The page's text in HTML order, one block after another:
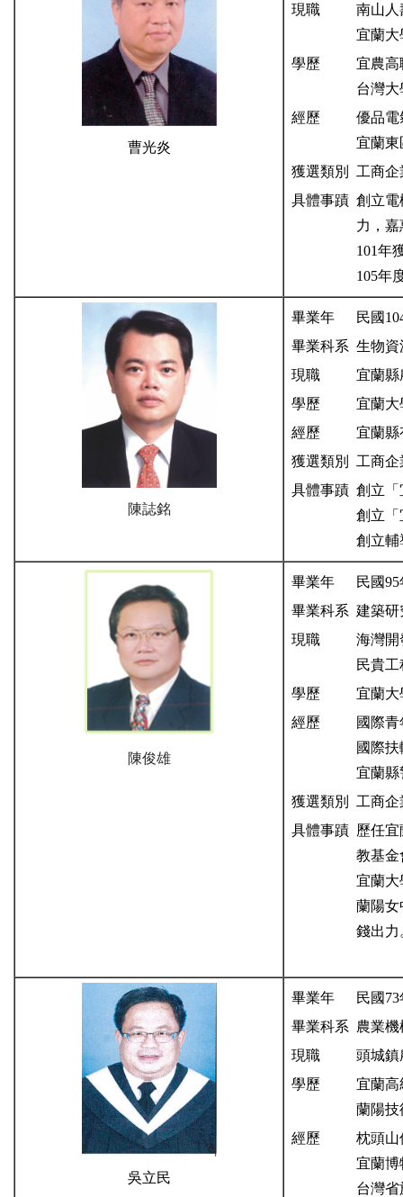
曹光炎
現職
南山
宜蘭大
學歷
宜農
台灣
經歷
優品
宜蘭東
獲選類別
工商企
具體事蹟 創立電
力，
101年
105年
陳誌銘
畢業年
民國
畢業科系 生物資
現職
宜蘭縣
學歷
宜蘭大
經歷
宜蘭縣
獲選類別
工商企
具體事蹟 創立
創立
創立輔
陳俊雄
畢業年
民國95
畢業科系 建築研
現職
海灣
民貴
學歷
宜蘭大
經歷
國際
國際
宜蘭縣
獲選類別
工商企
具體事蹟 歷任
教基
宜蘭
蘭陽女
錢出力
吳立民
畢業年
民國73
畢業科系 農業機
現職
頭城鎮
學歷
宜蘭
蘭陽技
經歷
枕頭
宜蘭
台灣